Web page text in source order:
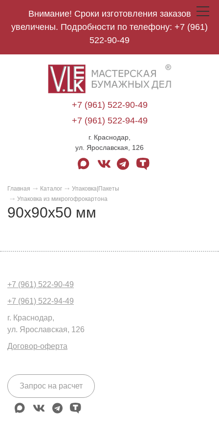
Внимание! Сроки изготовления заказов
увеличены. Подробности по телефону: +7 (961)
522-90-49
V.Lek
logo
+7 (961) 522-90-49
+7 (961) 522-94-49
г. Краснодар,
ул. Ярославская, 126
max vk telegramtenchat
Toggle
Главная Каталог
Упаковка|Пакеты
Упаковка из микрогофрокартона
90х90х50 мм
+7 (961) 522-90-49
+7 (961) 522-94-49
г. Краснодар,
ул. Ярославская, 126
Договор-оферта
Запрос на расчет
max telegram
tenchat